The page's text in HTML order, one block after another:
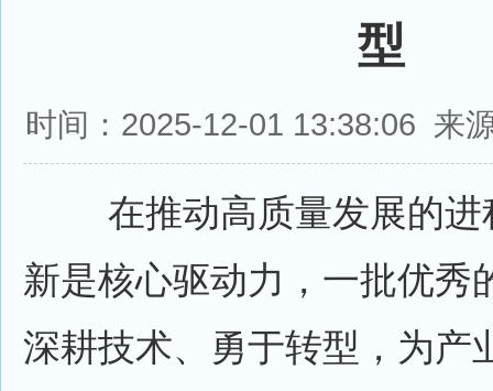
型
时间：2025-12-01 13:38:06 来
在推动高质量发展的进
新是核心驱动力，一批优秀
深耕技术、勇于转型，为产